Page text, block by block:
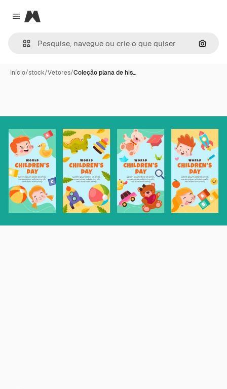
Close menu
Magnific
Início/stock/Vetores/Coleção plana de his…